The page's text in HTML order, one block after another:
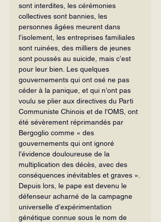
sont interdites, les cérémonies
collectives sont bannies, les
personnes âgées meurent dans
l’isolement, les entreprises familiales
sont ruinées, des milliers de jeunes
sont poussés au suicide, mais c’est
pour leur bien. Les quelques
gouvernements qui ont osé ne pas
céder à la panique, et qui n’ont pas
voulu se plier aux directives du Parti
Communiste Chinois et de l’OMS, ont
été sévèrement réprimandés par
Bergoglio comme « des
gouvernements qui ont ignoré
l’évidence douloureuse de la
multiplication des décès, avec des
conséquences inévitables et graves ».
Depuis lors, le pape est devenu le
défenseur acharné de la campagne
universelle d’expérimentation
génétique connue sous le nom de